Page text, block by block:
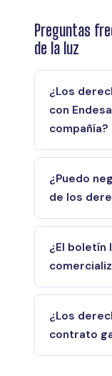
Preguntas
de la luz
¿Los
con
compañía?
¿Puedo
de los
¿El boletín
¿Los
contrato